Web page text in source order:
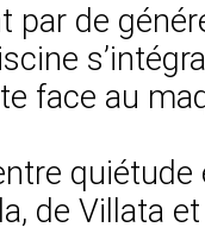
par de
face au
de Villata